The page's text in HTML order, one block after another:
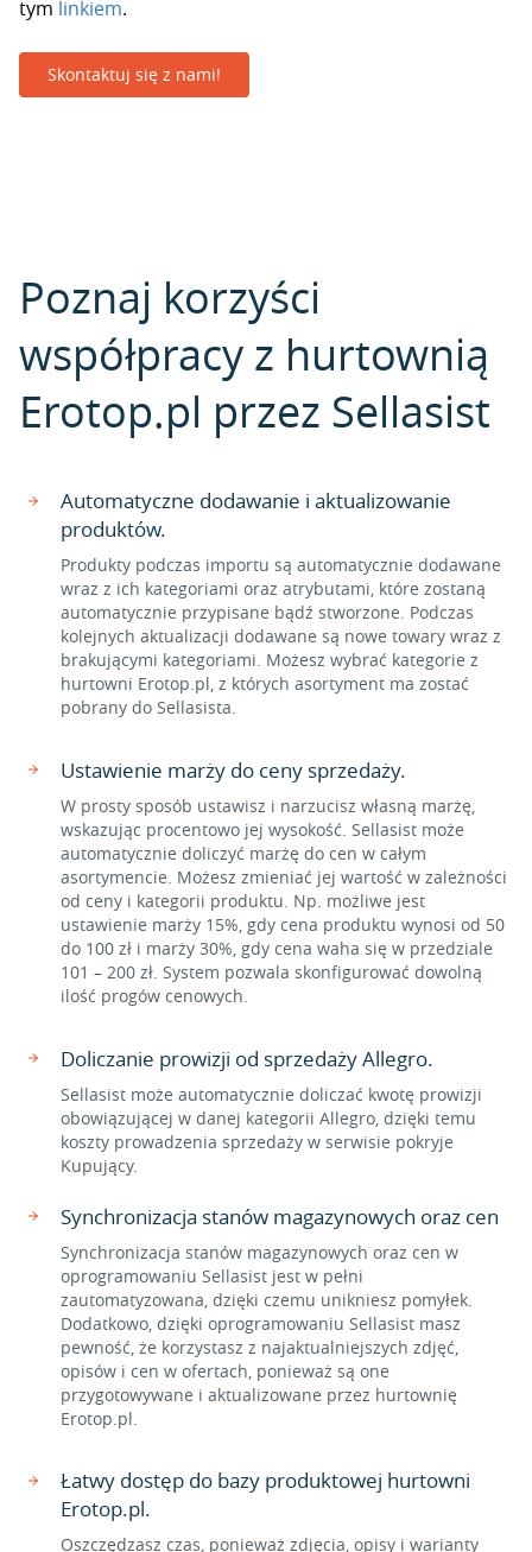
tym linkiem.
Skontaktuj się z nami!
Poznaj korzyści
współpracy z hurtownią
Erotop.pl przez Sellasist
Automatyczne dodawanie i aktualizowanie
produktów.
Produkty podczas importu są automatycznie dodawane
wraz z ich kategoriami oraz atrybutami, które zostaną
automatycznie przypisane bądź stworzone. Podczas
kolejnych aktualizacji dodawane są nowe towary wraz z
brakującymi kategoriami. Możesz wybrać kategorie z
hurtowni Erotop.pl, z których asortyment ma zostać
pobrany do Sellasista.
Ustawienie marży do ceny sprzedaży.
W prosty sposób ustawisz i narzucisz własną marżę,
wskazując procentowo jej wysokość. Sellasist może
automatycznie doliczyć marżę do cen w całym
asortymencie. Możesz zmieniać jej wartość w zależności
od ceny i kategorii produktu. Np. możliwe jest
ustawienie marży 15%, gdy cena produktu wynosi od 50
do 100 zł i marży 30%, gdy cena waha się w przedziale
101 – 200 zł. System pozwala skonfigurować dowolną
ilość progów cenowych.
Doliczanie prowizji od sprzedaży Allegro.
Sellasist może automatycznie doliczać kwotę prowizji
obowiązującej w danej kategorii Allegro, dzięki temu
koszty prowadzenia sprzedaży w serwisie pokryje
Kupujący.
Synchronizacja stanów magazynowych oraz cen
Synchronizacja stanów magazynowych oraz cen w
oprogramowaniu Sellasist jest w pełni
zautomatyzowana, dzięki czemu unikniesz pomyłek.
Dodatkowo, dzięki oprogramowaniu Sellasist masz
pewność, że korzystasz z najaktualniejszych zdjęć,
opisów i cen w ofertach, ponieważ są one
przygotowywane i aktualizowane przez hurtownię
Erotop.pl.
Łatwy dostęp do bazy produktowej hurtowni
Erotop.pl.
Oszczędzasz czas, ponieważ zdjęcia, opisy i warianty